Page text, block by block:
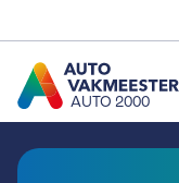
AUTO 2000
GA NAAR DE